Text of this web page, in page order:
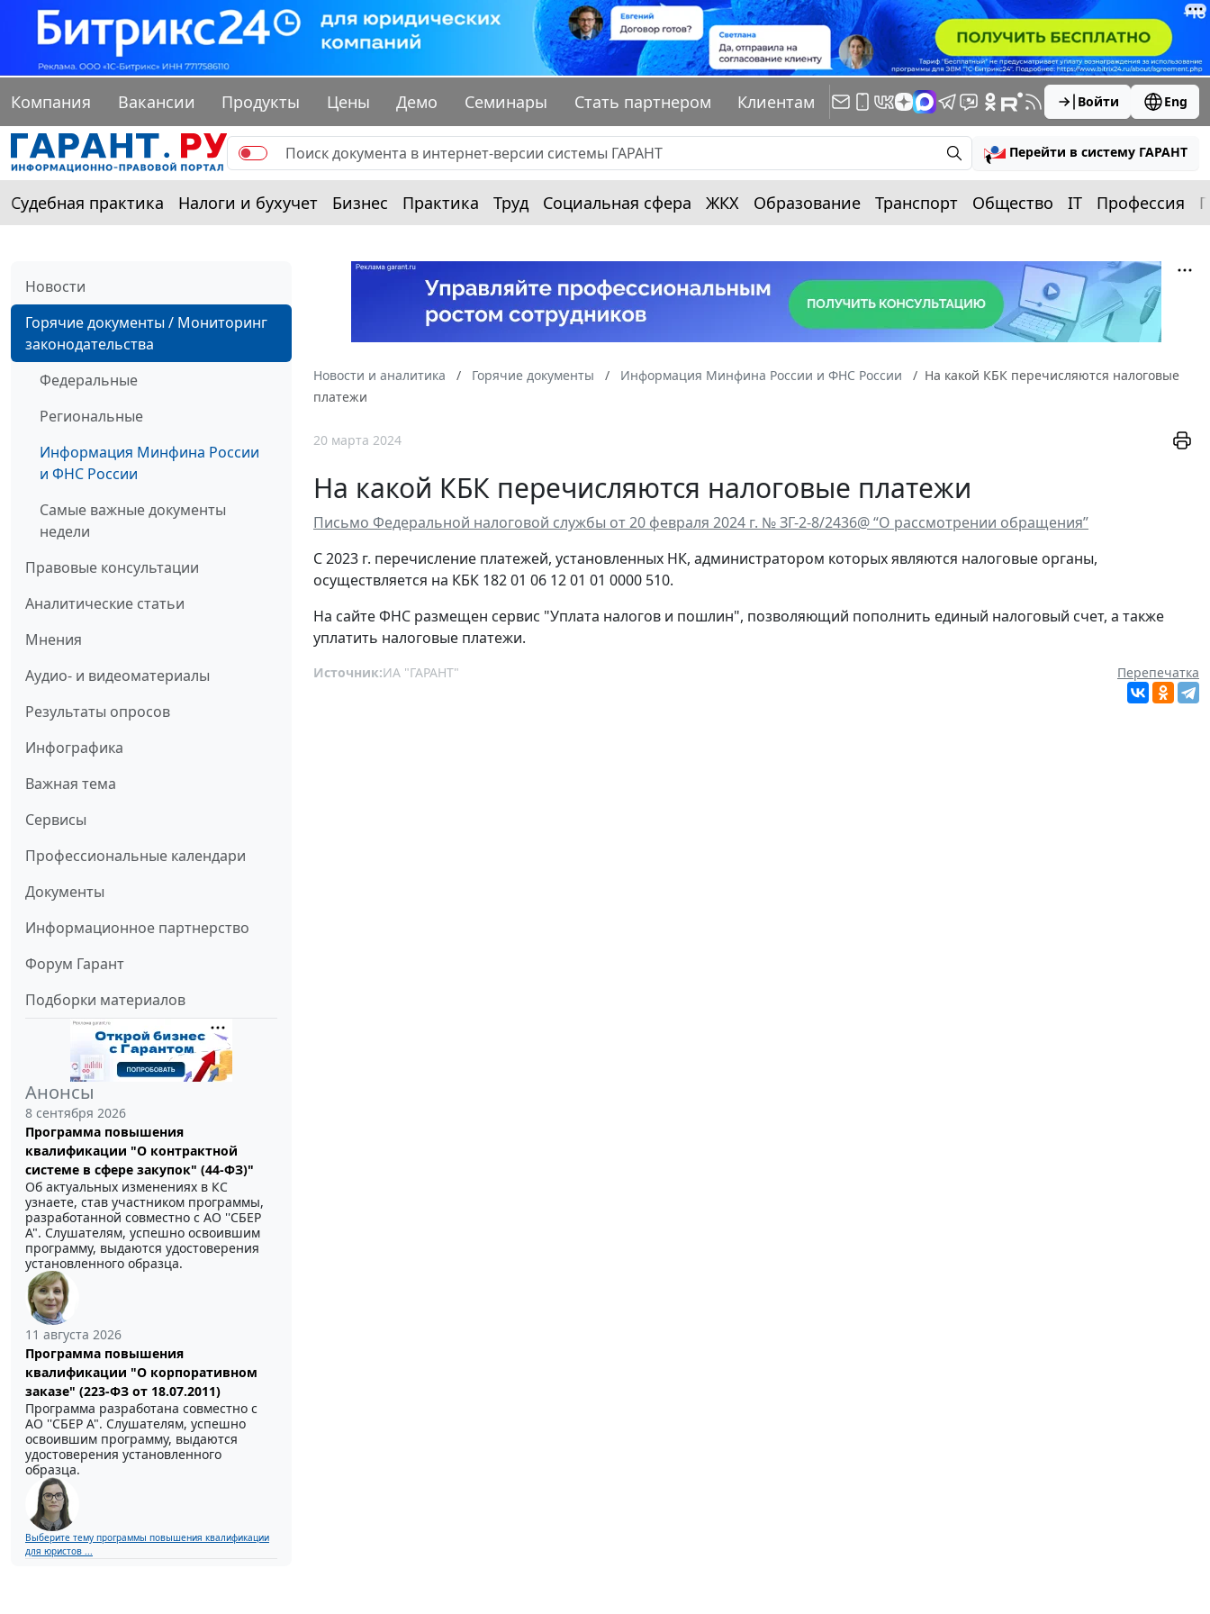
Компания Вакансии Продукты Цены Демо Семинары Стать партнером Клиентам Войти Eng
Перейти в систему ГАРАНТ
Судебная практика Налоги и бухучет Бизнес Практика Труд Социальная сфера ЖКХ Образование Транспорт Общество IT Профессия
Новости
Горячие документы / Мониторинг
законодательства
Федеральные
Региональные
Информация Минфина России
и ФНС России
Самые важные документы
недели
Правовые консультации
Аналитические статьи
Мнения
Аудио- и видеоматериалы
Результаты опросов
Инфографика
Важная тема
Сервисы
Профессиональные календари
Документы
Информационное партнерство
Форум Гарант
Подборки материалов
Анонсы
8 сентября 2026
Программа повышения
квалификации "О контрактной
системе в сфере закупок" (44-ФЗ)"
Об актуальных изменениях в КС
узнаете, став участником программы,
разработанной совместно с АО ''СБЕР
А". Слушателям, успешно освоившим
программу, выдаются удостоверения
установленного образца.
11 августа 2026
Программа повышения
квалификации "О корпоративном
заказе" (223-ФЗ от 18.07.2011)
Программа разработана совместно с
АО ''СБЕР А". Слушателям, успешно
освоившим программу, выдаются
удостоверения установленного
образца.
Выберите тему программы повышения квалификации
для юристов ...
Новости и аналитика Горячие документы Информация Минфина России и ФНС России
На какой КБК перечисляются налоговые
платежи
20 марта 2024
На какой КБК перечисляются налоговые платежи
Письмо Федеральной налоговой службы от 20 февраля 2024 г. № ЗГ-2-8/2436@ “О рассмотрении обращения”
С 2023 г. перечисление платежей, установленных НК, администратором которых являются налоговые органы,
осуществляется на КБК 182 01 06 12 01 01 0000 510.
На сайте ФНС размещен сервис "Уплата налогов и пошлин", позволяющий пополнить единый налоговый счет, а также
уплатить налоговые платежи.
Источник:ИА "ГАРАНТ" Перепечатка